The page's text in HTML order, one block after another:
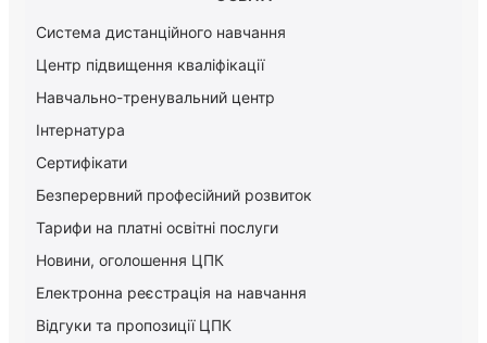
Система дистанційного навчання
Центр підвищення кваліфікації
Навчально-тренувальний центр
Інтернатура
Сертифікати
Безперервний професійний розвиток
Тарифи на платні освітні послуги
Новини, оголошення ЦПК
Електронна реєстрація на навчання
Відгуки та пропозиції ЦПК